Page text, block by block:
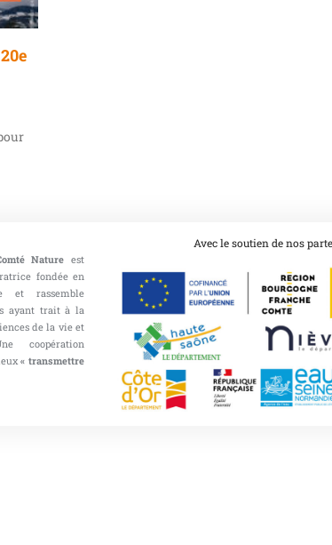
Natureest
fondée en
et rassemble
ayant trait à la
de la vie et
coopération
« transmettre
Avec le soutien de nos